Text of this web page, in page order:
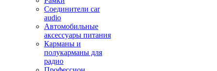
Соединители car
audio
Автомобильные
аксессуары питания
Карманы и
полукарманы для
радио